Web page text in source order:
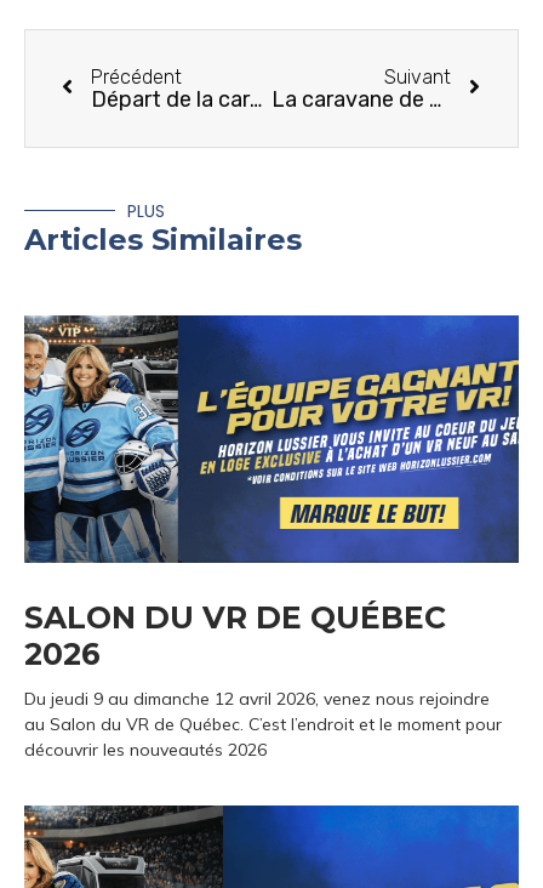
Précédent
Départ de la caravane de VR d’Horizon Lussier
Suivant
La caravane de VR à la Nouvelle-Orléans
PLUS
Articles Similaires
SALON DU VR DE QUÉBEC
2026
Du jeudi 9 au dimanche 12 avril 2026, venez nous rejoindre
au Salon du VR de Québec. C’est l’endroit et le moment pour
découvrir les nouveautés 2026